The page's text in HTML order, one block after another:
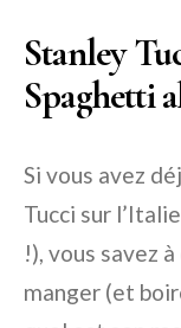
Stanley
Spaghetti
Si vous avez
Tucci sur
!), vous savez
manger (et